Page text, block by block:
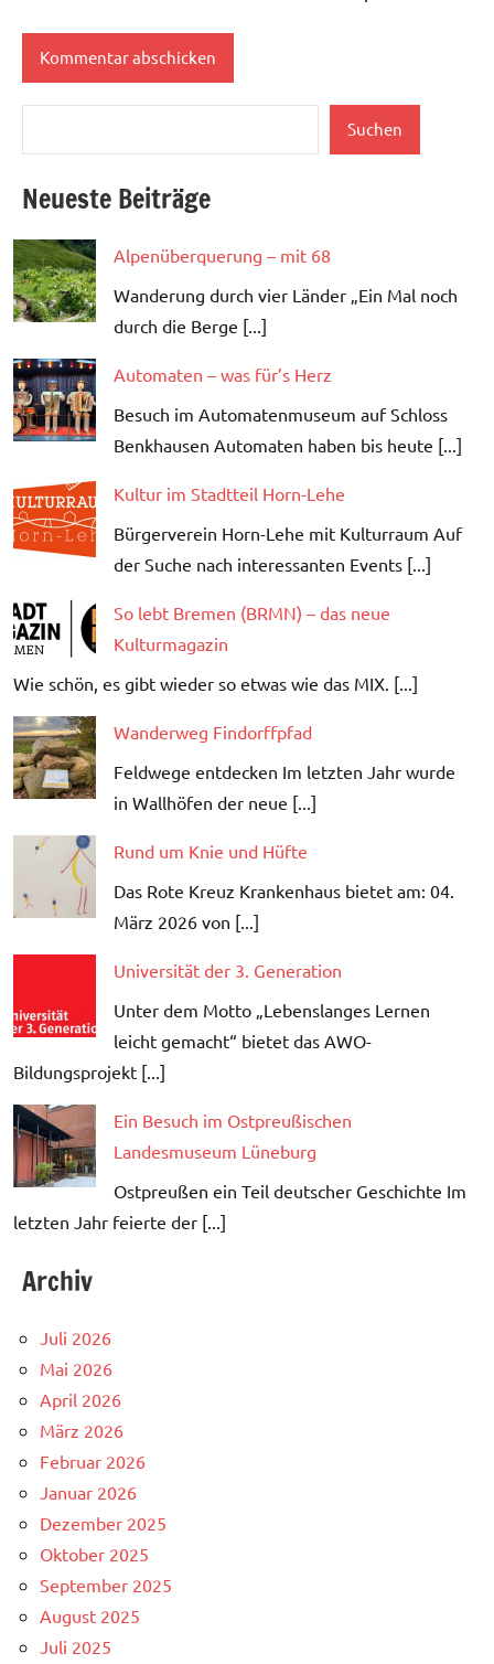
Suchen
Neueste Beiträge
Alpenüberquerung – mit 68
Wanderung durch vier Länder „Ein Mal noch
durch die Berge [...]
Automaten – was für’s Herz
Besuch im Automatenmuseum auf Schloss
Benkhausen Automaten haben bis heute [...]
Kultur im Stadtteil Horn-Lehe
Bürgerverein Horn-Lehe mit Kulturraum Auf
der Suche nach interessanten Events [...]
So lebt Bremen (BRMN) – das neue
Kulturmagazin
Wie schön, es gibt wieder so etwas wie das MIX. [...]
Wanderweg Findorffpfad
Feldwege entdecken Im letzten Jahr wurde
in Wallhöfen der neue [...]
Rund um Knie und Hüfte
Das Rote Kreuz Krankenhaus bietet am: 04.
März 2026 von [...]
Universität der 3. Generation
Unter dem Motto „Lebenslanges Lernen
leicht gemacht“ bietet das AWO-
Bildungsprojekt [...]
Ein Besuch im Ostpreußischen
Landesmuseum Lüneburg
Ostpreußen ein Teil deutscher Geschichte Im
letzten Jahr feierte der [...]
Archiv
Juli 2026
Mai 2026
April 2026
März 2026
Februar 2026
Januar 2026
Dezember 2025
Oktober 2025
September 2025
August 2025
Juli 2025